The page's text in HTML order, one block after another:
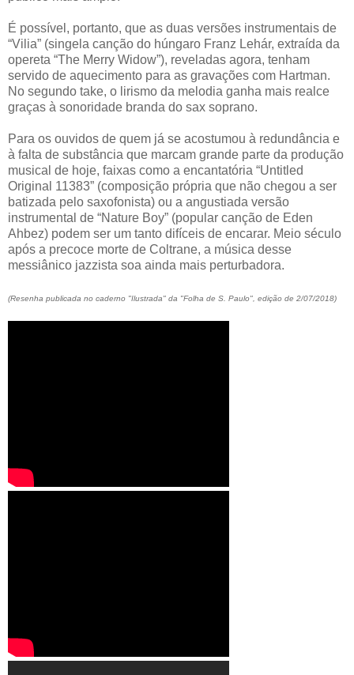
É possível, portanto, que as duas versões instrumentais de
“Vilia” (singela canção do húngaro Franz Lehár, extraída da
opereta “The Merry Widow”), reveladas agora, tenham
servido de aquecimento para as gravações com Hartman.
No segundo take, o lirismo da melodia ganha mais realce
graças à sonoridade branda do sax soprano.
Para os ouvidos de quem já se acostumou à redundância e
à falta de substância que marcam grande parte da produção
musical de hoje, faixas como a encantatória “Untitled
Original 11383” (composição própria que não chegou a ser
batizada pelo saxofonista) ou a angustiada versão
instrumental de “Nature Boy” (popular canção de Eden
Ahbez) podem ser um tanto difíceis de encarar. Meio século
após a precoce morte de Coltrane, a música desse
messiânico jazzista soa ainda mais perturbadora.
(Resenha publicada no caderno "Ilustrada" da "Folha de S. Paulo", edição de 2/07/2018)